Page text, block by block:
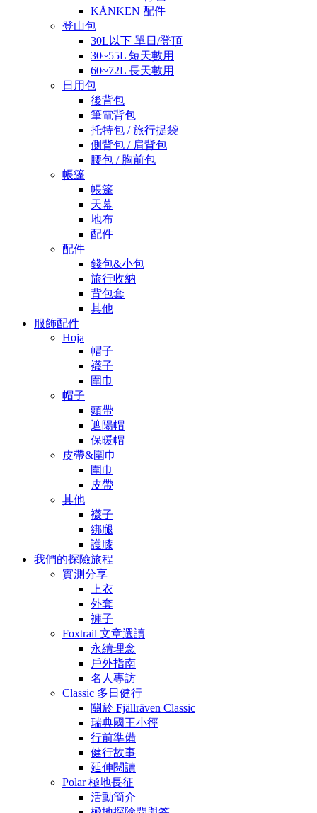
KÅNKEN 配件
登山包
30L以下 單日/登頂
30~55L 短天數用
60~72L 長天數用
日用包
後背包
筆電背包
托特包 / 旅行提袋
側背包 / 肩背包
腰包 / 胸前包
帳篷
帳篷
天幕
地布
配件
配件
錢包&小包
旅行收納
背包套
其他
服飾配件
Hoja
帽子
襪子
圍巾
帽子
頭帶
遮陽帽
保暖帽
皮帶&圍巾
圍巾
皮帶
其他
襪子
綁腿
護膝
我們的探險旅程
實測分享
上衣
外套
褲子
Foxtrail 文章選讀
永續理念
戶外指南
名人專訪
Classic 多日健行
關於 Fjällräven Classic
瑞典國王小徑
行前準備
健行故事
延伸閱讀
Polar 極地長征
活動簡介